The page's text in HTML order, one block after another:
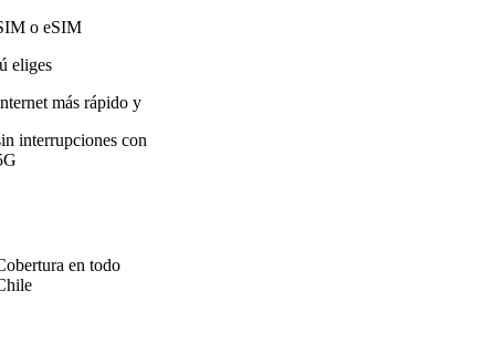
o eSIM
eliges
más rápido y
interrupciones con
en todo